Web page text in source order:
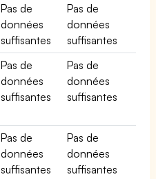
Pas de
données
suffisantes
Pas de
données
suffisantes
Pas de
données
suffisantes
Pas de
données
suffisantes
Pas de
données
suffisantes
Pas de
données
suffisantes